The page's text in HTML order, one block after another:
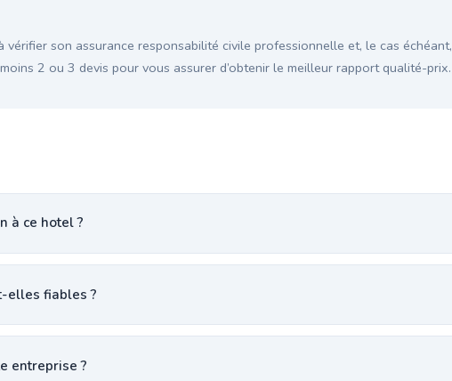
son assurance responsabilité civile professionnelle et, le cas échéant,
2 ou 3 devis pour vous assurer d’obtenir le meilleur rapport qualité-prix.
à ce hotel ?
elles fiables ?
entreprise ?